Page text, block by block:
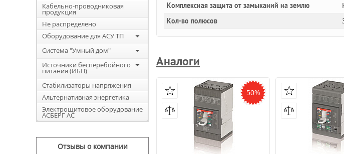
Кабельно-проводниковая
продукция
Не распределено
Оборудование для АСУ ТП
Система "Умный дом"
Источники бесперебойного
питания (ИБП)
Стабилизаторы напряжения
Альтернативная энергетика
Электрощитовое оборудование
АСБЕРГ АС
Отзывы о компании
Комплексная защита от замыканий на землю
Кол-во полюсов
Аналоги
50%